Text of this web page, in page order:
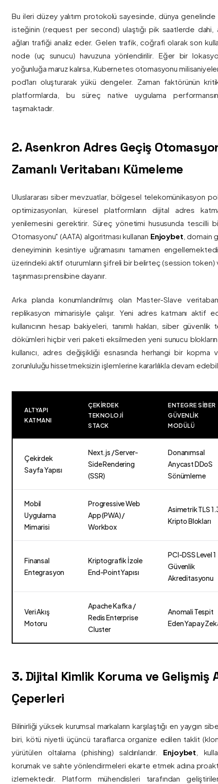
Bu ileri düzey yalıtım protokolü sayesinde, dünya genelinde
isteğinin (request per second) ulaştığı pik saatlerde dahi,
ağları trafiği analiz eder. Gelen trafik, coğrafi olarak son
node (uç sunucu) havuzuna yönlendirilir. Eğer bir
yoğunluğa maruz kalırsa, Kubernetes otomasyonu
pod'ları oluşturarak yükü dengeler. Zaman faktörünün
platformlarda, bu süreç native uygulama
taşımaktadır.
2. Asenkron Adres Geçiş
Zamanlı Veritabanı Kümeleme
Uluslararası siber mevzuatlar, bölgesel telekomünikasyon
optimizasyonları, küresel platformların dijital adres
yenilemesini gerektirir. Süreç yönetimi hususunda tescilli
Otomasyonu" (AATA) algoritması kullanan Enjoybet , domain
deneyiminin kesintiye uğramasını tamamen
üzerindeki aktif oturumların şifreli bir belirteç (session token)
taşınması prensibine dayanır.
Arka planda konumlandırılmış olan Master-Slave
replikasyon mimarisiyle çalışır. Yeni adres katmanı aktif
kullanıcının hesap bakiyeleri, tanımlı hakları, siber
dökümleri hiçbir veri paketi eksilmeden yeni sunucu
kullanıcı, adres değişikliği esnasında herhangi bir
zorunluluğu hissetmeksizin işlemlerine kararlılıkla devam
ALTYAPI
KATMANI
ÇEKIRDEK
TEKNOLOJI
STACK
ENTEGRE SIBER
GÜVENLIK
MODÜLÜ
Çekirdek
Sayfa Yapısı
Next.js / Server-
Side Rendering
(SSR)
Donanımsal
Anycast DDoS
Sönümleme
Mobil
Uygulama
Mimarisi
Progressive Web
App (PWA) /
Workbox
Asimetrik TLS
Kripto Blokları
Finansal
Entegrasyon
Kriptografik İzole
End-Point Yapısı
PCI-DSS Level 1
Güvenlik
Akreditasyonu
Veri Akış
Motoru
Apache Kafka /
Redis Enterprise
Cluster
Anomali Tespit
Eden Yapay
3. Dijital Kimlik Koruma ve Gelişmiş
Çeperleri
Bilinirliği yüksek kurumsal markaların karşılaştığı en yaygın
biri, kötü niyetli üçüncü taraflarca organize edilen taklit
yürütülen oltalama (phishing) saldırılarıdır. Enjoybet ,
korumak ve sahte yönlendirmeleri ekarte etmek adına
izlemektedir. Platform mühendisleri tarafından